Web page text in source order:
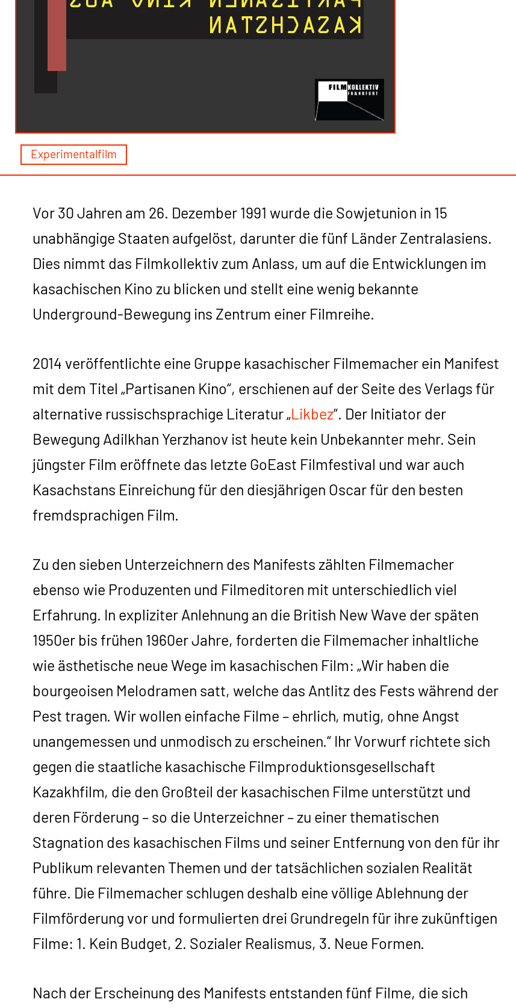
Experimentalfilm
Vor 30 Jahren am 26. Dezember 1991 wurde die Sowjetunion in 15
unabhängige Staaten aufgelöst, darunter die fünf Länder Zentralasiens.
Dies nimmt das Filmkollektiv zum Anlass, um auf die Entwicklungen im
kasachischen Kino zu blicken und stellt eine wenig bekannte
Underground-Bewegung ins Zentrum einer Filmreihe.
2014 veröffentlichte eine Gruppe kasachischer Filmemacher ein Manifest
mit dem Titel „Partisanen Kino“, erschienen auf der Seite des Verlags für
alternative russischsprachige Literatur „Likbez“. Der Initiator der
Bewegung Adilkhan Yerzhanov ist heute kein Unbekannter mehr. Sein
jüngster Film eröffnete das letzte GoEast Filmfestival und war auch
Kasachstans Einreichung für den diesjährigen Oscar für den besten
fremdsprachigen Film.
Zu den sieben Unterzeichnern des Manifests zählten Filmemacher
ebenso wie Produzenten und Filmeditoren mit unterschiedlich viel
Erfahrung. In expliziter Anlehnung an die British New Wave der späten
1950er bis frühen 1960er Jahre, forderten die Filmemacher inhaltliche
wie ästhetische neue Wege im kasachischen Film: „Wir haben die
bourgeoisen Melodramen satt, welche das Antlitz des Fests während der
Pest tragen. Wir wollen einfache Filme – ehrlich, mutig, ohne Angst
unangemessen und unmodisch zu erscheinen.“ Ihr Vorwurf richtete sich
gegen die staatliche kasachische Filmproduktionsgesellschaft
Kazakhfilm, die den Großteil der kasachischen Filme unterstützt und
deren Förderung – so die Unterzeichner – zu einer thematischen
Stagnation des kasachischen Films und seiner Entfernung von den für ihr
Publikum relevanten Themen und der tatsächlichen sozialen Realität
führe. Die Filmemacher schlugen deshalb eine völlige Ablehnung der
Filmförderung vor und formulierten drei Grundregeln für ihre zukünftigen
Filme: 1. Kein Budget, 2. Sozialer Realismus, 3. Neue Formen.
Nach der Erscheinung des Manifests entstanden fünf Filme, die sich